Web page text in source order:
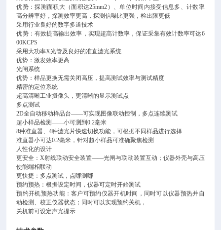
优势：探测面积大（面积达25mm2）、单位时间内接受信息多、计数率
高分辨率好，探测效率更高，探测信噪比更强，检出限更低
采用行业良好的数字多道技术
优势：有效提高输出效率，实现超高计数率，保证采集有效计数率可达6
00KCPS
采用大功率X光管及良好的准直滤光系统
优势：激发效率更高
光闸系统
优势：样品更换无需关闭高压，提高测试效率与测试精度
精密的定位系统
超高清晰工业摄像头，更清晰的显示测试点
多点测试
2D全自动移动样品台——可实现图像联动控制，多点连续测试
超小样品检测——小可测到0.2毫米
8种准直器、4种滤光片快速切换功能，可根据不同样品进行选择
准直器小可达0.2毫米，针对超小样品可准确聚焦检测
人性化的设计
更安全：X射线联动安全装置——光闸与联动装置互动；仪器外壳与高压
使能端相联动
更快捷：多点测试，点哪测哪
预约预热：根据设定时间，仪器可定时开始测试
预约开机预热功能：客户可预约仪器开机时间，同时可以仪器预热并自
动检测、校正仪器状态；同时可以实现预约关机，
关机前可设定声光提示